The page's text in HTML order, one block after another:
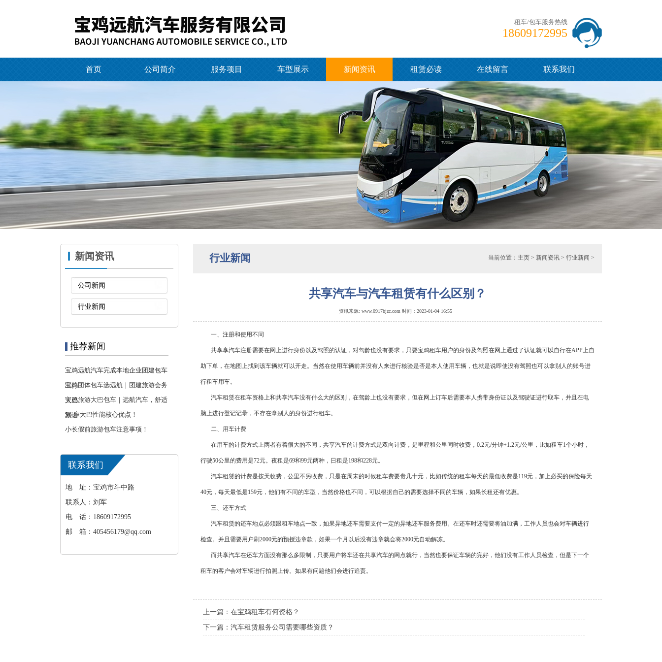
租车/包车服务热线
18609172995
首页 公司简介 服务项目 车型展示 新闻资讯 租赁必读 在线留言 联系我们
新闻资讯
公司新闻
行业新闻
推荐新闻
宝鸡远航汽车完成本地企业团建包车
出行
宝鸡团体包车选远航｜团建旅游会务
大巴
宝鸡旅游大巴包车｜远航汽车，舒适
旅途
56 座大巴性能核心优点！
小长假前旅游包车注意事项！
联系我们
地 址：宝鸡市斗中路
联系人：刘军
电 话：18609172995
邮 箱：405456179@qq.com
当前位置： 主页 > 新闻资讯 > 行业新闻 >
行业新闻
共享汽车与汽车租赁有什么区别？
资讯来源: www.0917bjzc.com 时间：2023-01-04 16:55
一、注册和使用不同
共享享汽车注册需要在网上进行身份以及驾照的认证，对驾龄也没有要求，只要宝鸡租车用户的身份及驾照在网上通过了认证就可以自行在APP上自
助下单，在地图上找到该车辆就可以开走。当然在使用车辆前并没有人来进行核验是否是本人使用车辆，也就是说即使没有驾照也可以拿别人的账号进
行租车用车。
汽车租赁在租车资格上和共享汽车没有什么大的区别，在驾龄上也没有要求，但在网上订车后需要本人携带身份证以及驾驶证进行取车，并且在电
脑上进行登记记录，不存在拿别人的身份进行租车。
二、用车计费
在用车的计费方式上两者有着很大的不同，共享汽车的计费方式是双向计费，是里程和公里同时收费，0.2元/分钟+1.2元/公里，比如租车1个小时，
行驶50公里的费用是72元。夜租是69和99元两种，日租是198和228元。
汽车租赁的计费是按天收费，公里不另收费，只是在周末的时候租车费要贵几十元，比如传统的租车每天的最低收费是119元，加上必买的保险每天
40元，每天最低是159元，他们有不同的车型，当然价格也不同，可以根据自己的需要选择不同的车辆，如果长租还有优惠。
三、还车方式
汽车租赁的还车地点必须跟租车地点一致，如果异地还车需要支付一定的异地还车服务费用。在还车时还需要将油加满，工作人员也会对车辆进行
检查。并且需要用户刷2000元的预授违章款，如果一个月以后没有违章就会将2000元自动解冻。
而共享汽车在还车方面没有那么多限制，只要用户将车还在共享汽车的网点就行，当然也要保证车辆的完好，他们没有工作人员检查，但是下一个
租车的客户会对车辆进行拍照上传。如果有问题他们会进行追责。
上一篇：在宝鸡租车有何资格？
下一篇：汽车租赁服务公司需要哪些资质？